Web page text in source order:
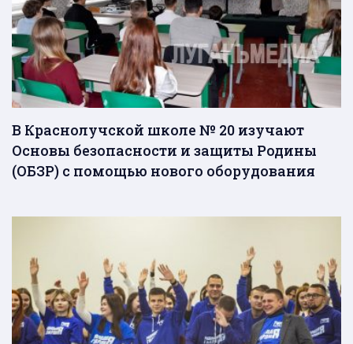
В Краснолучской школе № 20 изучают
Основы безопасности и защиты Родины
(ОБЗР) с помощью нового оборудования